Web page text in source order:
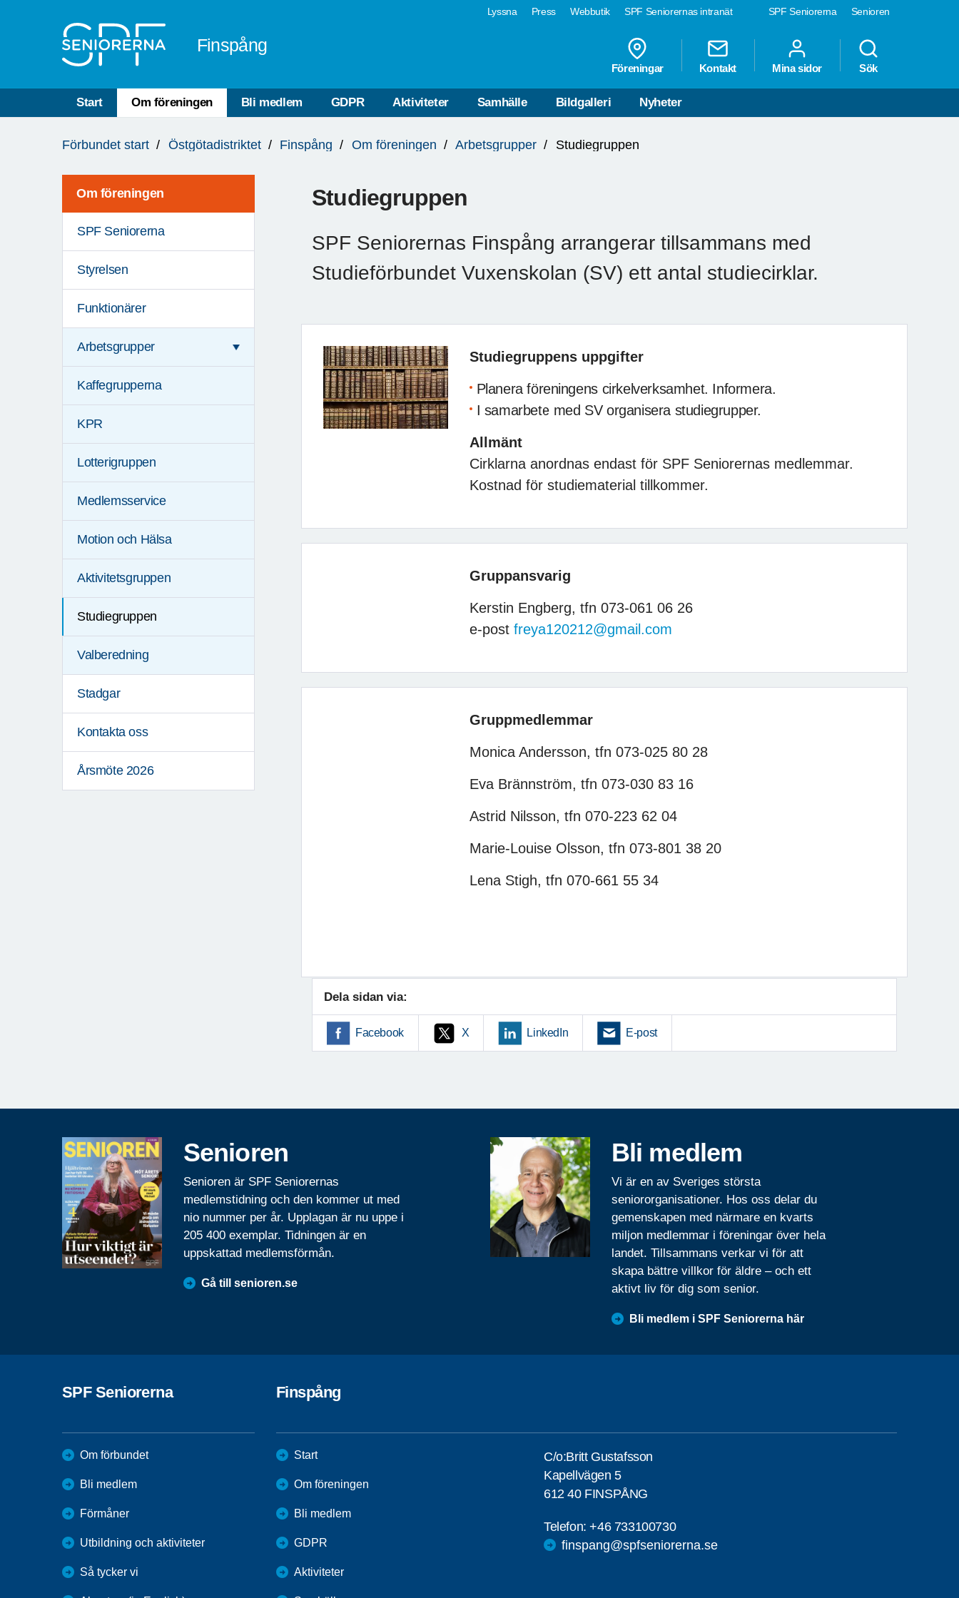
SPF Seniorerna Senioren
Lyssna Press Webbutik SPF Seniorernas intranät
Finspång
Föreningar Kontakt Mina sidor Sök
Start Om föreningen Bli medlem GDPR Aktiviteter Samhälle Bildgalleri Nyheter
är
Förbundet start Östgötadistriktet Finspång Om föreningen Arbetsgrupper Studiegruppen
Om föreningen
SPF Seniorerna
Styrelsen
Funktionärer
Arbetsgrupper
Kaffegrupperna
KPR
Lotterigruppen
Medlemsservice
Motion och Hälsa
Aktivitetsgruppen
Studiegruppen
Valberedning
Stadgar
Kontakta oss
Årsmöte 2026
Studiegruppen
SPF Seniorernas Finspång arrangerar tillsammans med
Studieförbundet Vuxenskolan (SV) ett antal studiecirklar.
Studiegruppens uppgifter
Planera föreningens cirkelverksamhet. Informera.
I samarbete med SV organisera studiegrupper.
Allmänt
Cirklarna anordnas endast för SPF Seniorernas medlemmar.
Kostnad för studiematerial tillkommer.
Gruppansvarig
Kerstin Engberg, tfn 073-061 06 26
e-post freya120212@gmail.com
Gruppmedlemmar
Monica Andersson, tfn 073-025 80 28
Eva Brännström, tfn 073-030 83 16
Astrid Nilsson, tfn 070-223 62 04
Marie-Louise Olsson, tfn 073-801 38 20
Lena Stigh, tfn 070-661 55 34
Dela sidan via:
Facebook X LinkedIn E-post
Senioren
Senioren är SPF Seniorernas
medlemstidning och den kommer ut med
nio nummer per år. Upplagan är nu uppe i
205 400 exemplar. Tidningen är en
uppskattad medlemsförmån.
Gå till senioren.se
Bli medlem
Vi är en av Sveriges största
seniororganisationer. Hos oss delar du
gemenskapen med närmare en kvarts
miljon medlemmar i föreningar över hela
landet. Tillsammans verkar vi för att
skapa bättre villkor för äldre – och ett
aktivt liv för dig som senior.
Bli medlem i SPF Seniorerna här
SPF Seniorerna
Om förbundet
Bli medlem
Förmåner
Utbildning och aktiviteter
Så tycker vi
Finspång
Start
Om föreningen
Bli medlem
GDPR
Aktiviteter
C/o:Britt Gustafsson
Kapellvägen 5
612 40 FINSPÅNG
Telefon:+46 733100730
finspang@spfseniorerna.se